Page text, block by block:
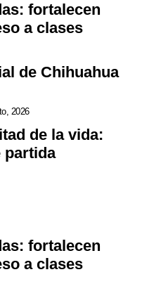
fortalecen
a clases
de Chihuahua
2026
de la vida:
partida
fortalecen
a clases